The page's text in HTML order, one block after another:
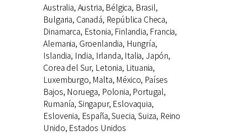
Australia, Austria, Bélgica, Brasil,
Bulgaria, Canadá, República Checa,
Dinamarca, Estonia, Finlandia, Francia,
Alemania, Groenlandia, Hungría,
Islandia, India, Irlanda, Italia, Japón,
Corea del Sur, Letonia, Lituania,
Luxemburgo, Malta, México, Países
Bajos, Noruega, Polonia, Portugal,
Rumanía, Singapur, Eslovaquia,
Eslovenia, España, Suecia, Suiza, Reino
Unido, Estados Unidos